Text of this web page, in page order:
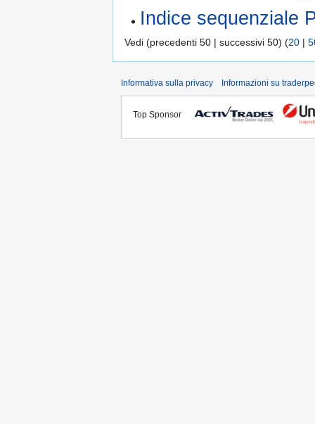
Indice sequenziale
Vedi (precedenti 50 | successivi 50) (20 |
Informativa sulla privacy Informazioni su
Top Sponsor